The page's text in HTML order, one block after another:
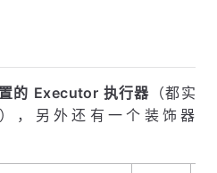
的 Executor 执行器 （都实
，另外还有一个装饰器